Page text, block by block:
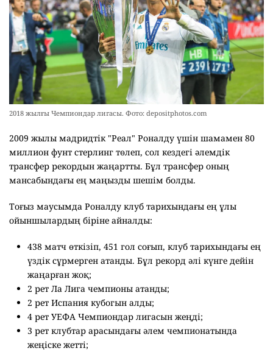
2018 жылғы Чемпиондар лигасы. Фото: depositphotos.com
2009 жылы мадридтік "Реал" Роналду үшін шамамен 80
миллион фунт стерлинг төлеп, сол кездегі әлемдік
трансфер рекордын жаңартты. Бұл трансфер оның
мансабындағы ең маңызды шешім болды.
Тоғыз маусымда Роналду клуб тарихындағы ең ұлы
ойыншылардың біріне айналды:
438 матч өткізіп, 451 гол соғып, клуб тарихындағы ең
үздік сұрмерген атанды. Бұл рекорд әлі күнге дейін
жаңарған жоқ;
2 рет Ла Лига чемпионы атанды;
2 рет Испания кубогын алды;
4 рет УЕФА Чемпиондар лигасын жеңді;
3 рет клубтар арасындағы әлем чемпионатында
жеңіске жетті;